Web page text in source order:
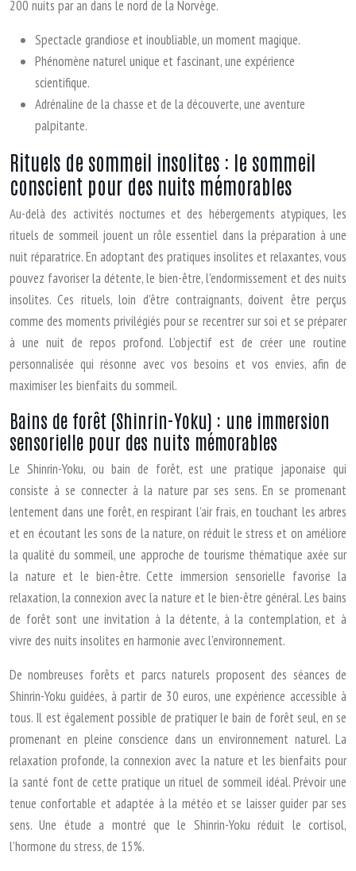
200 nuits par an dans le nord de la Norvège.
Spectacle grandiose et inoubliable, un moment magique.
Phénomène naturel unique et fascinant, une expérience
scientifique.
Adrénaline de la chasse et de la découverte, une aventure
palpitante.
Rituels de sommeil insolites : le sommeil
conscient pour des nuits mémorables
Au-delà des activités nocturnes et des hébergements atypiques, les
rituels de sommeil jouent un rôle essentiel dans la préparation à une
nuit réparatrice. En adoptant des pratiques insolites et relaxantes, vous
pouvez favoriser la détente, le bien-être, l’endormissement et des nuits
insolites. Ces rituels, loin d’être contraignants, doivent être perçus
comme des moments privilégiés pour se recentrer sur soi et se préparer
à une nuit de repos profond. L’objectif est de créer une routine
personnalisée qui résonne avec vos besoins et vos envies, afin de
maximiser les bienfaits du sommeil.
Bains de forêt (Shinrin-Yoku) : une immersion
sensorielle pour des nuits mémorables
Le Shinrin-Yoku, ou bain de forêt, est une pratique japonaise qui
consiste à se connecter à la nature par ses sens. En se promenant
lentement dans une forêt, en respirant l’air frais, en touchant les arbres
et en écoutant les sons de la nature, on réduit le stress et on améliore
la qualité du sommeil, une approche de tourisme thématique axée sur
la nature et le bien-être. Cette immersion sensorielle favorise la
relaxation, la connexion avec la nature et le bien-être général. Les bains
de forêt sont une invitation à la détente, à la contemplation, et à
vivre des nuits insolites en harmonie avec l’environnement.
De nombreuses forêts et parcs naturels proposent des séances de
Shinrin-Yoku guidées, à partir de 30 euros, une expérience accessible à
tous. Il est également possible de pratiquer le bain de forêt seul, en se
promenant en pleine conscience dans un environnement naturel. La
relaxation profonde, la connexion avec la nature et les bienfaits pour
la santé font de cette pratique un rituel de sommeil idéal. Prévoir une
tenue confortable et adaptée à la météo et se laisser guider par ses
sens. Une étude a montré que le Shinrin-Yoku réduit le cortisol,
l’hormone du stress, de 15%.